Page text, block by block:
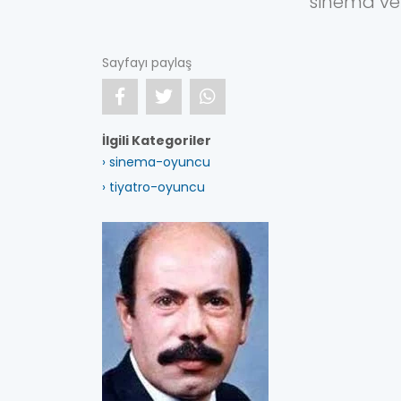
Sayfayı paylaş
İlgili Kategoriler
› sinema-oyuncu
› tiyatro-oyuncu